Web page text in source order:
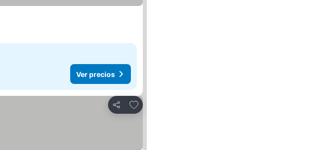
Ver precios
Compartir
Agregar a favoritos